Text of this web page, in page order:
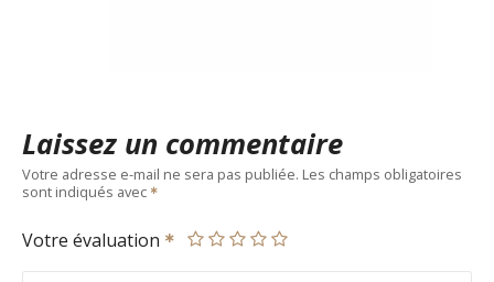
Laissez un commentaire
Votre adresse e-mail ne sera pas publiée. Les champs obligatoires
sont indiqués avec
Votre évaluation